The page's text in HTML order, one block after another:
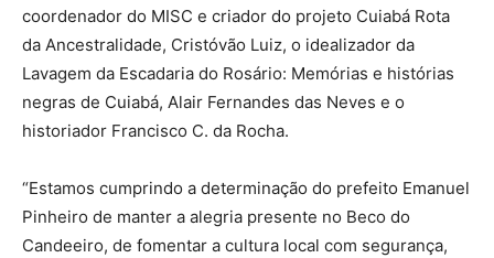
coordenador do MISC e criador do projeto Cuiabá Rota
da Ancestralidade, Cristóvão Luiz, o idealizador da
Lavagem da Escadaria do Rosário: Memórias e histórias
negras de Cuiabá, Alair Fernandes das Neves e o
historiador Francisco C. da Rocha.
“Estamos cumprindo a determinação do prefeito Emanuel
Pinheiro de manter a alegria presente no Beco do
Candeeiro, de fomentar a cultura local com segurança,